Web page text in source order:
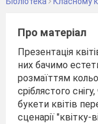
Про матеріал
Презентація
них бачимо
розмаїттям
сріблястого
букети квітів
сценарії